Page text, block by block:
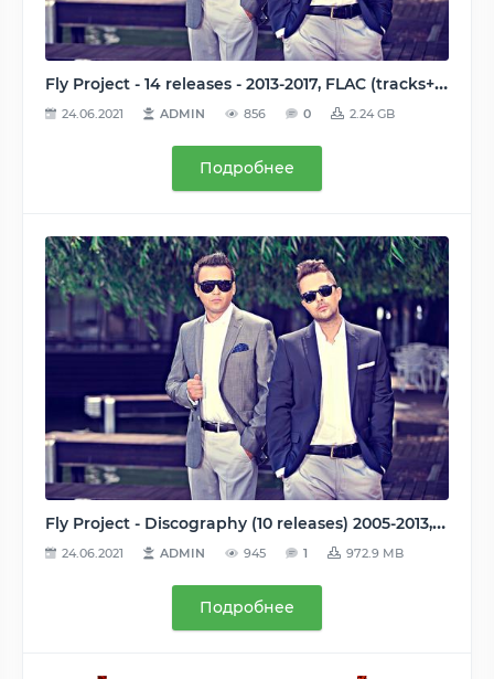
Fly Project - 14 releases - 2013-2017, FLAC (tracks+.cue \ tracks), lossless
24.06.2021 ADMIN 856 0 2.24 GB
Подробнее
Fly Project - Discography (10 releases) 2005-2013, MP3, 128-320 kbps
24.06.2021 ADMIN 945 1 972.9 MB
Подробнее